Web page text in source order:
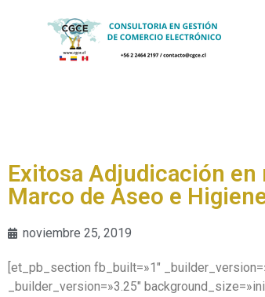
Exitosa Adjudicación en
Marco de Aseo e
noviembre 25, 2019
[et_pb_section fb_built=»1″
_builder_version=»3.25″